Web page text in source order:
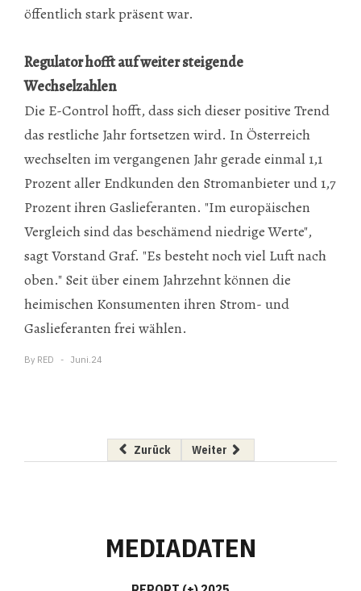
öffentlich stark präsent war.
Regulator hofft auf weiter steigende
Wechselzahlen
Die E-Control hofft, dass sich dieser positive Trend
das restliche Jahr fortsetzen wird. In Österreich
wechselten im vergangenen Jahr gerade einmal 1,1
Prozent aller Endkunden den Stromanbieter und 1,7
Prozent ihren Gaslieferanten. "Im europäischen
Vergleich sind das beschämend niedrige Werte",
sagt Vorstand Graf. "Es besteht noch viel Luft nach
oben." Seit über einem Jahrzehnt können die
heimischen Konsumenten ihren Strom- und
Gaslieferanten frei wählen.
By RED Juni.24
Vorheriger Beitrag: "Energiestrategie muss
Zurück Nächster Beitrag: Frischer
Weiter
MEDIADATEN